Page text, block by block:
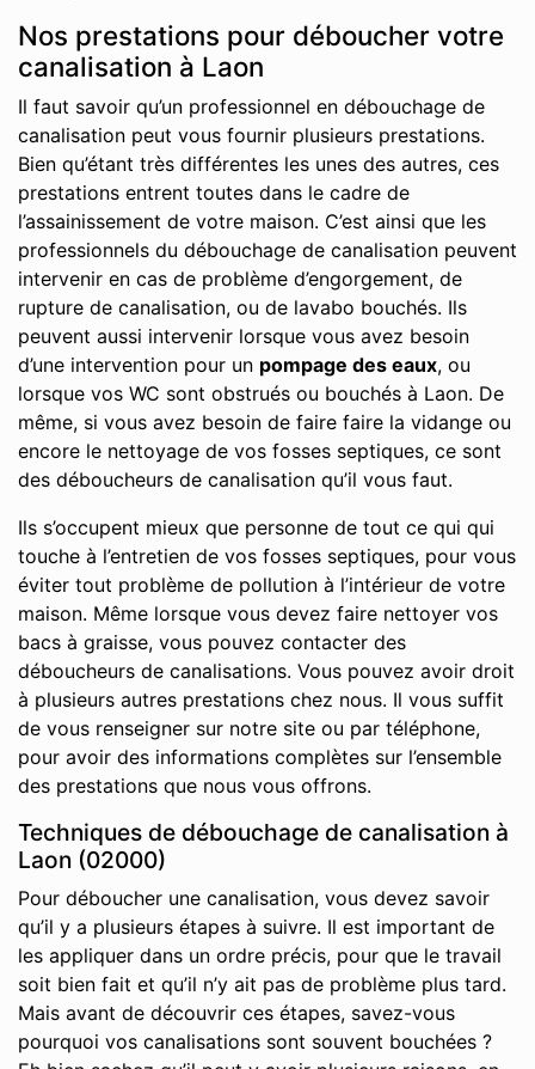
Nos prestations pour déboucher votre
canalisation à Laon
Il faut savoir qu’un professionnel en débouchage de
canalisation peut vous fournir plusieurs prestations.
Bien qu’étant très différentes les unes des autres, ces
prestations entrent toutes dans le cadre de
l’assainissement de votre maison. C’est ainsi que les
professionnels du débouchage de canalisation peuvent
intervenir en cas de problème d’engorgement, de
rupture de canalisation, ou de lavabo bouchés. Ils
peuvent aussi intervenir lorsque vous avez besoin
d’une intervention pour un pompage des eaux, ou
lorsque vos WC sont obstrués ou bouchés à Laon. De
même, si vous avez besoin de faire faire la vidange ou
encore le nettoyage de vos fosses septiques, ce sont
des déboucheurs de canalisation qu’il vous faut.
Ils s’occupent mieux que personne de tout ce qui qui
touche à l’entretien de vos fosses septiques, pour vous
éviter tout problème de pollution à l’intérieur de votre
maison. Même lorsque vous devez faire nettoyer vos
bacs à graisse, vous pouvez contacter des
déboucheurs de canalisations. Vous pouvez avoir droit
à plusieurs autres prestations chez nous. Il vous suffit
de vous renseigner sur notre site ou par téléphone,
pour avoir des informations complètes sur l’ensemble
des prestations que nous vous offrons.
Techniques de débouchage de canalisation à
Laon (02000)
Pour déboucher une canalisation, vous devez savoir
qu’il y a plusieurs étapes à suivre. Il est important de
les appliquer dans un ordre précis, pour que le travail
soit bien fait et qu’il n’y ait pas de problème plus tard.
Mais avant de découvrir ces étapes, savez-vous
pourquoi vos canalisations sont souvent bouchées ?